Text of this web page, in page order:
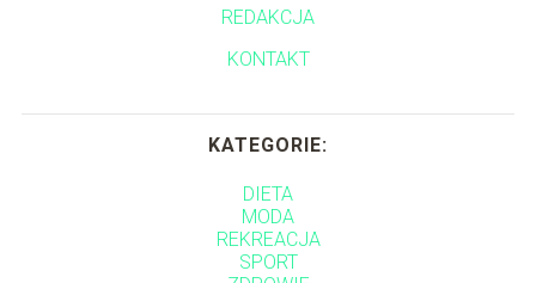
REDAKCJA
KONTAKT
KATEGORIE:
DIETA
MODA
REKREACJA
SPORT